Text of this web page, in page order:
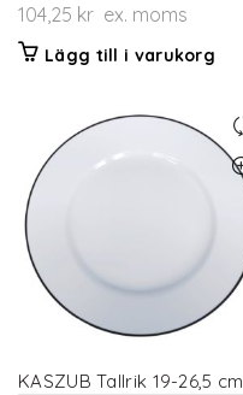
104,25 kr ex. moms
Lägg till i varukorg
KASZUB Tallrik 19-26,5 cm,